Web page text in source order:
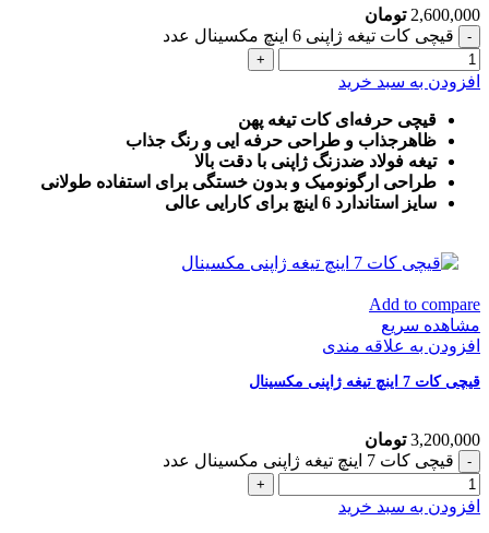
2,600,000 تومان
قیچی کات تیغه ژاپنی 6 اینچ مکسینال عدد
افزودن به سبد خرید
قیچی حرفه‌ای کات تیغه پهن
ظاهرجذاب و طراحی حرفه ایی و رنگ جذاب
تیغه فولاد ضدزنگ ژاپنی با دقت بالا
طراحی ارگونومیک و بدون خستگی برای استفاده طولانی
سایز استاندارد 6 اینچ برای کارایی عالی
Add to compare
مشاهده سریع
افزودن به علاقه مندی
قیچی کات 7 اینچ تیغه ژاپنی مکسینال
3,200,000 تومان
قیچی کات 7 اینچ تیغه ژاپنی مکسینال عدد
افزودن به سبد خرید